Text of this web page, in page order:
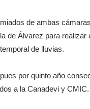
de ambas
de Álvarez para realizar
de lluvias.
por quinto año
a la Canadevi y CMIC.